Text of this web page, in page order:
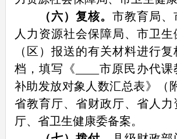
（六）复核。 市教育局、
人力资源社会保障局、市卫
（区）报送的有关材料进行
档，填写《____市原民办代
补助发放对象人数汇总表》（
省教育厅、省财政厅、省人力
厅、省卫生健康委备案。